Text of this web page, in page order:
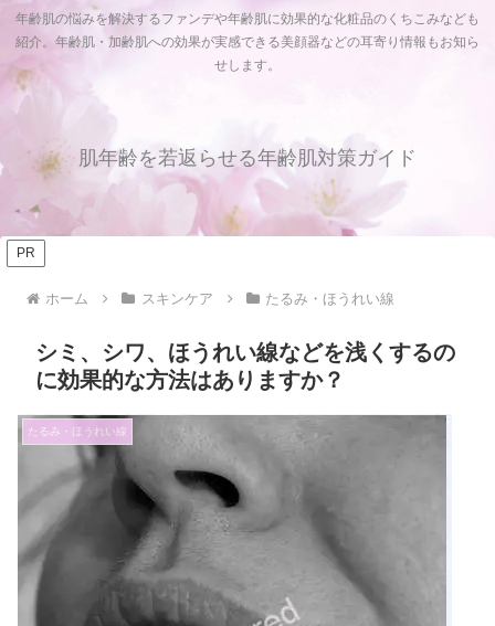
年齢肌の悩みを解決するファンデや年齢肌に効果的な化粧品のくちこみなども
紹介。年齢肌・加齢肌への効果が実感できる美顔器などの耳寄り情報もお知ら
せします。
肌年齢を若返らせる年齢肌対策ガイド
PR
ホーム スキンケア たるみ・ほうれい線
シミ、シワ、ほうれい線などを浅くするの
に効果的な方法はありますか？
たるみ・ほうれい線